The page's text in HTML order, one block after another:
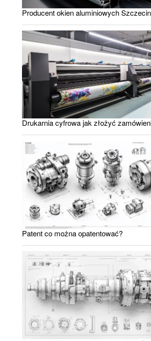
Producent okien aluminiowych Szczecin
Drukarnia cyfrowa jak złożyć
Patent co można opatentować?